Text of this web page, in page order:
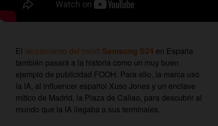
El lanzamiento del móvil Samsung S24 en España
también pasará a la historia como un muy buen
ejemplo de publicidad FOOH. Para ello, la marca usó
la IA, al influencer español Xuso Jones y un enclave
mítico de Madrid, la Plaza de Callao, para descubrir al
mundo que la IA llegaba a sus terminales.